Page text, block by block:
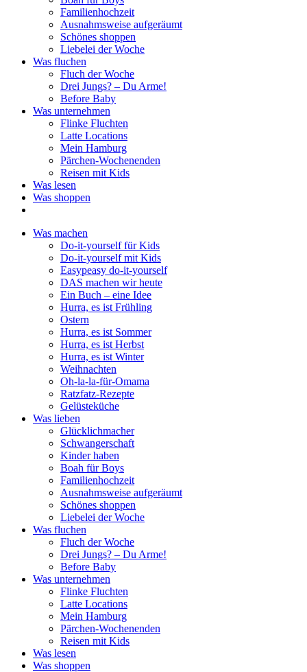
Familienhochzeit
Ausnahmsweise aufgeräumt
Schönes shoppen
Liebelei der Woche
Was fluchen
Fluch der Woche
Drei Jungs? – Du Arme!
Before Baby
Was unternehmen
Flinke Fluchten
Latte Locations
Mein Hamburg
Pärchen-Wochenenden
Reisen mit Kids
Was lesen
Was shoppen
Was machen
Do-it-yourself für Kids
Do-it-yourself mit Kids
Easypeasy do-it-yourself
DAS machen wir heute
Ein Buch – eine Idee
Hurra, es ist Frühling
Ostern
Hurra, es ist Sommer
Hurra, es ist Herbst
Hurra, es ist Winter
Weihnachten
Oh-la-la-für-Omama
Ratzfatz-Rezepte
Gelüsteküche
Was lieben
Glücklichmacher
Schwangerschaft
Kinder haben
Boah für Boys
Familienhochzeit
Ausnahmsweise aufgeräumt
Schönes shoppen
Liebelei der Woche
Was fluchen
Fluch der Woche
Drei Jungs? – Du Arme!
Before Baby
Was unternehmen
Flinke Fluchten
Latte Locations
Mein Hamburg
Pärchen-Wochenenden
Reisen mit Kids
Was lesen
Was shoppen